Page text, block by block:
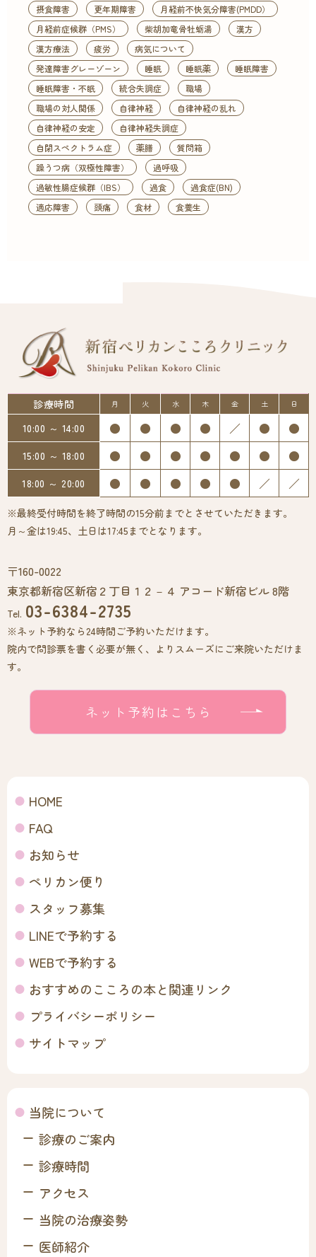
摂食障害 更年期障害
月経前不快気分障害(PMDD）
月経前症候群（PMS）
柴胡加竜骨牡蛎湯
漢方
漢方療法
疲労
病気について
発達障害グレーゾーン
睡眠 睡眠薬
睡眠障害
睡眠障害・不眠
統合失調症
職場
職場の対人関係
自律神経
自律神経の乱れ
自律神経の安定
自律神経失調症
自閉スペクトラム症
薬膳
質問箱
躁うつ病（双極性障害）
過呼吸
過敏性腸症候群（IBS）
過食
過食症(BN)
適応障害
頭痛 食材 食養生
診療時間 月 火 水 木 金 土 日
10:00 ～ 14:00 ● ● ● ● ／ ● ●
15:00 ～ 18:00 ● ● ● ● ● ● ●
18:00 ～ 20:00 ● ● ● ● ● ／ ／
※最終受付時間を終了時間の15分前までとさせていただきます。
月～金は19:45、土日は17:45までとなります。
〒160-0022
東京都新宿区新宿２丁目１２－４ アコード新宿ビル 8階
Tel. 03-6384-2735
※ネット予約なら24時間ご予約いただけます。
院内で問診票を書く必要が無く、よりスムーズにご来院いただけま
す。
ネット予約はこちら
HOME
FAQ
お知らせ
ペリカン便り
スタッフ募集
LINEで予約する
WEBで予約する
おすすめのこころの本と関連リンク
プライバシーポリシー
サイトマップ
当院について
診療のご案内
診療時間
アクセス
当院の治療姿勢
医師紹介